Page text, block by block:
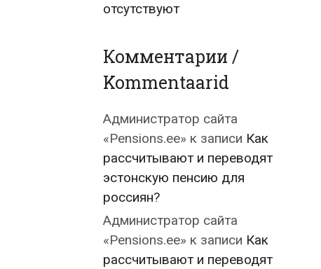
отсутствуют
Комментарии /
Kommentaarid
Администратор сайта
«Pensions.ee» к записи Как
рассчитывают и переводят
эстонскую пенсию для
россиян?
Администратор сайта
«Pensions.ee» к записи Как
рассчитывают и переводят